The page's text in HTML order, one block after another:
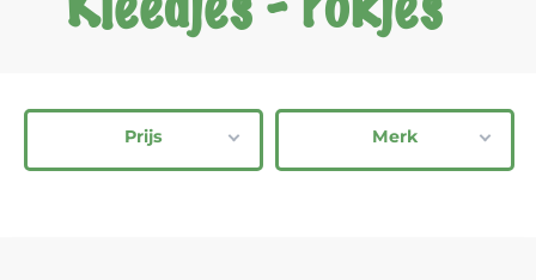
Prijs Merk